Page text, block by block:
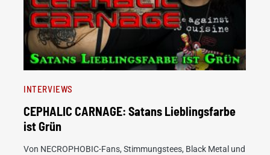
INTERVIEWS
CEPHALIC CARNAGE: Satans Lieblingsfarbe
ist Grün
Von NECROPHOBIC-Fans, Stimmungstees, Black Metal und